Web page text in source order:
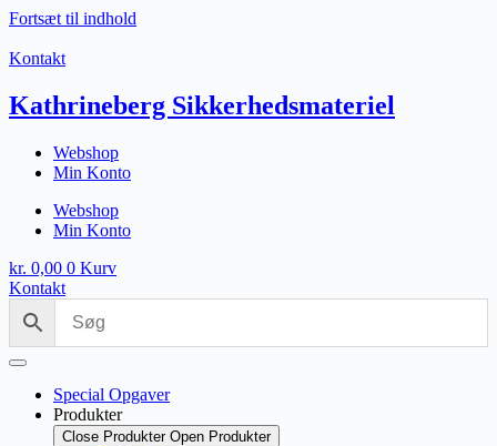
Fortsæt til indhold
Kontakt
Kathrineberg Sikkerhedsmateriel
Webshop
Min Konto
Webshop
Min Konto
kr. 0,00 0 Kurv
Kontakt
Special Opgaver
Produkter
Close Produkter Open Produkter